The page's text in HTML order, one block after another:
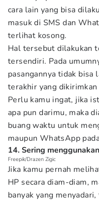
cara lain yang bisa
masuk di SMS dan
terlihat kosong.
Hal tersebut dilakukan
tersendiri. Pada
pasangannya tidak bisa
terakhir yang
Perlu kamu ingat, jika
apa pun darimu, maka
buang waktu untuk
maupun WhatsApp
14. Sering
Freepik/Drazen Zigic
Jika kamu pernah
HP secara diam-diam,
banyak yang